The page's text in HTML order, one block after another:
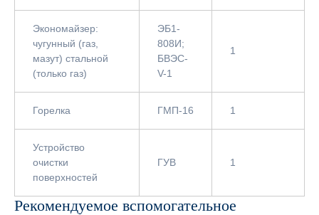
Экономайзер:
чугунный (газ,
мазут) стальной
(только газ)
ЭБ1-
808И;
БВЭС-
V-1
1
Горелка ГМП-16 1
Устройство
очистки
поверхностей
ГУВ 1
Рекомендуемое вспомогательное